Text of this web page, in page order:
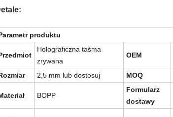
produktu
Holograficzna taśma
zrywana
OEM
2,5 mm lub dostosuj MOQ
BOPP
Formularz
dostawy